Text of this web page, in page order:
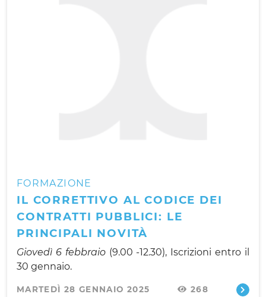
FORMAZIONE
IL CORRETTIVO AL CODICE DEI
CONTRATTI PUBBLICI: LE
PRINCIPALI NOVITÀ
Giovedì 6 febbraio(9.00 -12.30), Iscrizioni entro il
30 gennaio.
MARTEDÌ 28 GENNAIO 2025 268